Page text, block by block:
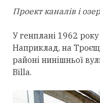
Проект каналів і
У генплані 1962
Наприклад, на
районі нинішньої
Billa.